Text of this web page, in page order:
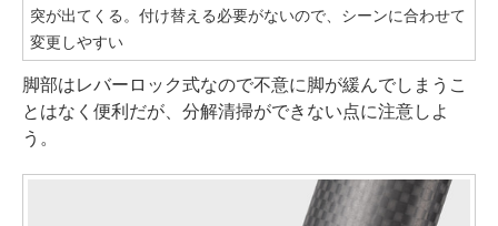
突が出てくる。付け替える必要がないので、シーンに合わせて
変更しやすい
脚部はレバーロック式なので不意に脚が緩んでしまうこ
とはなく便利だが、分解清掃ができない点に注意しよ
う。